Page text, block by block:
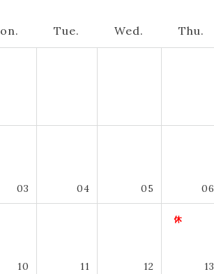
Tue. Wed. Thu.
03 04 05 06
10 11 12 13